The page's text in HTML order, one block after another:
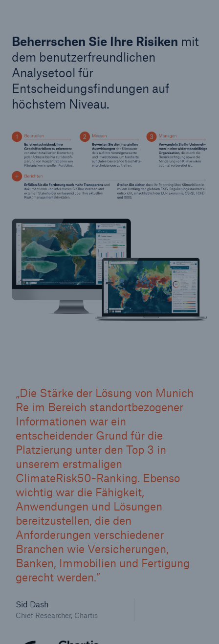
Beherrschen Sie Ihre Risiken mit
dem benutzerfreundlichen
Analysetool für
Entscheidungsfindungen auf
höchstem Niveau.
Die Stärke der Lösung von Munich
Re im Bereich standortbezogener
Informationen war ein
entscheidender Grund für die
Platzierung unter den Top 3 in
unserem erstmaligen
ClimateRisk50-Ranking. Ebenso
wichtig war die Fähigkeit,
Anwendungen und Lösungen
bereitzustellen, die den
Anforderungen verschiedener
Branchen wie Versicherungen,
Banken, Immobilien und Fertigung
gerecht werden.
Sid Dash
Chief Researcher, Chartis